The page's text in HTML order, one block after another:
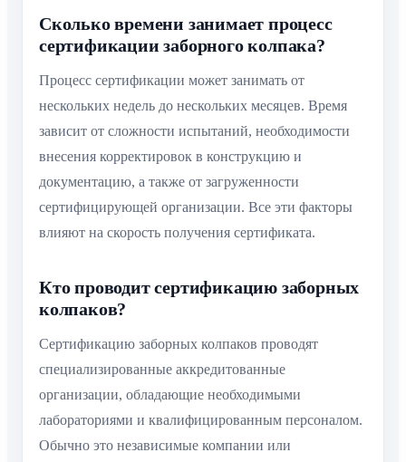
Сколько времени занимает процесс
сертификации заборного колпака?
Процесс сертификации может занимать от
нескольких недель до нескольких месяцев. Время
зависит от сложности испытаний, необходимости
внесения корректировок в конструкцию и
документацию, а также от загруженности
сертифицирующей организации. Все эти факторы
влияют на скорость получения сертификата.
Кто проводит сертификацию заборных
колпаков?
Сертификацию заборных колпаков проводят
специализированные аккредитованные
организации, обладающие необходимыми
лабораториями и квалифицированным персоналом.
Обычно это независимые компании или